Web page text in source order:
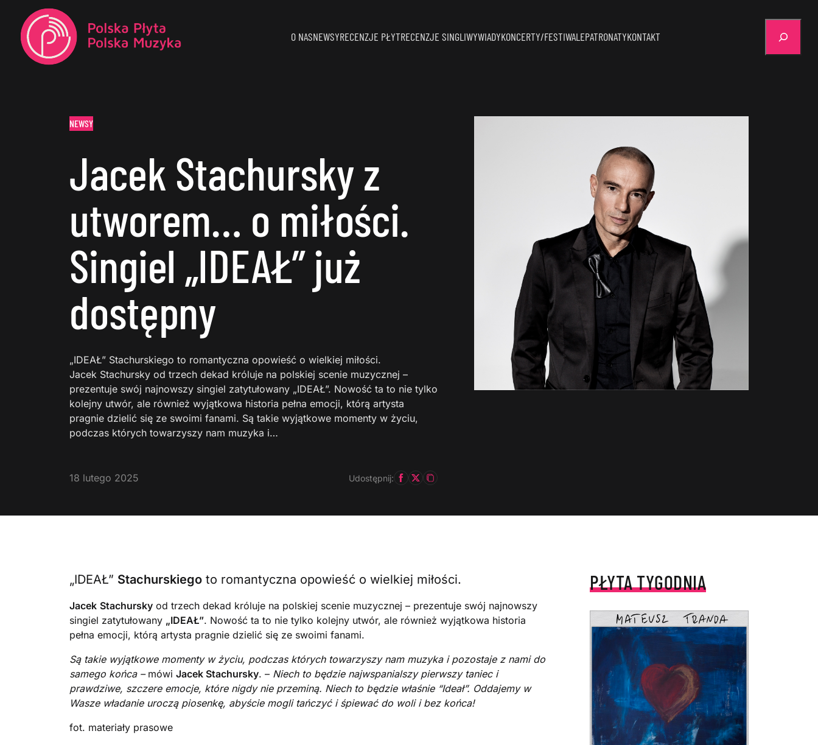
O NASNEWSYRECENZJE PŁYTRECENZJE SINGLIWYWIADYKONCERTY/FESTIWALEPATRONATYKONTAKT
NEWSY
Jacek Stachursky z
utworem… o miłości.
Singiel „IDEAŁ” już
dostępny
„IDEAŁ” Stachurskiego to romantyczna opowieść o wielkiej miłości.
Jacek Stachursky od trzech dekad króluje na polskiej scenie muzycznej –
prezentuje swój najnowszy singiel zatytułowany „IDEAŁ”. Nowość ta to nie tylko
kolejny utwór, ale również wyjątkowa historia pełna emocji, którą artysta
pragnie dzielić się ze swoimi fanami. Są takie wyjątkowe momenty w życiu,
podczas których towarzyszy nam muzyka i…
18 lutego 2025 Udostępnij:
„IDEAŁ” Stachurskiego to romantyczna opowieść o wielkiej miłości.
Jacek Stachursky od trzech dekad króluje na polskiej scenie muzycznej – prezentuje swój najnowszy
singiel zatytułowany „IDEAŁ”. Nowość ta to nie tylko kolejny utwór, ale również wyjątkowa historia
pełna emocji, którą artysta pragnie dzielić się ze swoimi fanami.
Są takie wyjątkowe momenty w życiu, podczas których towarzyszy nam muzyka i pozostaje z nami do
samego końca –mówi Jacek Stachursky. – Niech to będzie najwspanialszy pierwszy taniec i
prawdziwe, szczere emocje, które nigdy nie przeminą. Niech to będzie właśnie “Ideał”. Oddajemy w
Wasze władanie uroczą piosenkę, abyście mogli tańczyć i śpiewać do woli i bez końca!
fot. materiały prasowe
PŁYTA TYGODNIA